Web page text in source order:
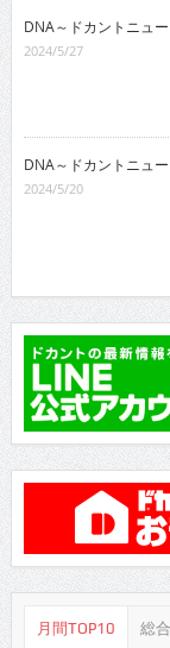
DNA～ドカントニュ
2024/5/27
DNA～ドカントニュ
2024/5/20
月間TOP10 総